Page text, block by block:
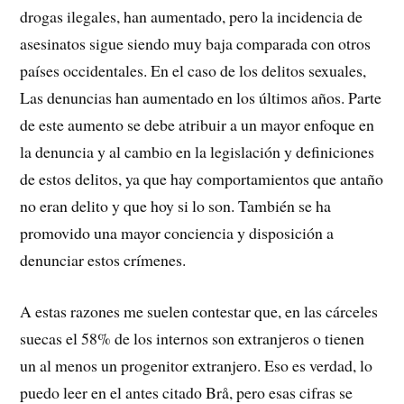
drogas ilegales, han aumentado, pero la incidencia de
asesinatos sigue siendo muy baja comparada con otros
países occidentales. En el caso de los delitos sexuales,
Las denuncias han aumentado en los últimos años. Parte
de este aumento se debe atribuir a un mayor enfoque en
la denuncia y al cambio en la legislación y definiciones
de estos delitos, ya que hay comportamientos que antaño
no eran delito y que hoy si lo son. También se ha
promovido una mayor conciencia y disposición a
denunciar estos crímenes.
A estas razones me suelen contestar que, en las cárceles
suecas el 58% de los internos son extranjeros o tienen
un al menos un progenitor extranjero. Eso es verdad, lo
puedo leer en el antes citado Brå, pero esas cifras se